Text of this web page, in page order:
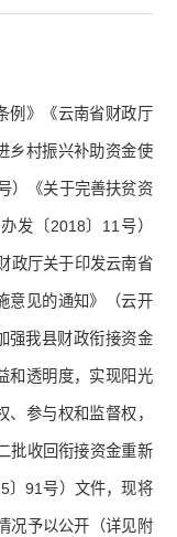
例》《云南省财政厅
乡村振兴补助资金使
）《关于完善扶贫资
发〔2018〕11号）
政厅关于印发云南省
意见的通知》（云开
强我县财政衔接资金
和透明度，实现阳光
参与权和监督权，
批收回衔接资金重新
〕91号）文件，现将
况予以公开（详见附